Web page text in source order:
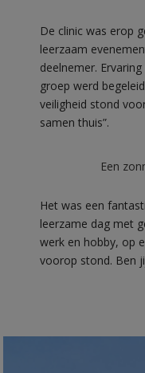
De clinic was erop
leerzaam
deelnemer.
groep werd
veiligheid stond
samen thuis”.
Een
Het was een
leerzame dag met
werk en hobby, op
voorop stond. Ben